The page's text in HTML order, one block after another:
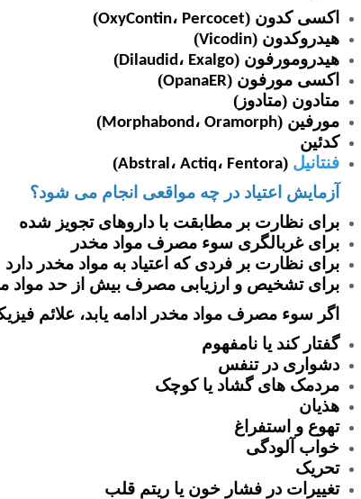
اکسی کدون (
OxyContin، Percocet
)
هیدروکدون (Vicodin
)
هیدرومورفون (
Dilaudid ، Exalgo
)
اکسی مورفون (OpanaER
)
متادون (متادوز)
مورفین (
Morphabond ، Oramorph
)
کدئین
فنتانیل (
Abstral ، Actiq، Fentora
)
آزمایش اعتیاد در چه مواقعی انجام می شود؟
برای نظارت بر مطابقت با داروهای تجویز شده
برای غربالگری سوء مصرف مواد مخدر
برای نظارت بر فردی که اعتیاد به مواد مخدر دارد
برای تشخیص و ارزیابی مصرف بیش از حد مواد
اگر سوء مصرف مواد مخدر ادامه یابد، علائم
گفتار کند یا نامفهوم
دشواری در تنفس
مردمک های گشاد یا کوچک
هذیان
تهوع و استفراغ
خواب آلودگی
تحریک
تغییرات در فشار خون یا ریتم قلب